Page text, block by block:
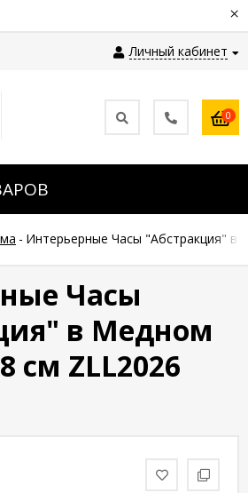
×
Личный кабинет
0
- Интерьерные Часы "Абстракция" в
Часы
в Медном
см ZLL2026